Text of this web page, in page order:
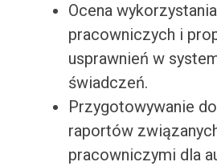
Ocena
pracowniczych i
usprawnień w
świadczeń.
Przygotowywanie
raportów
pracowniczymi dla